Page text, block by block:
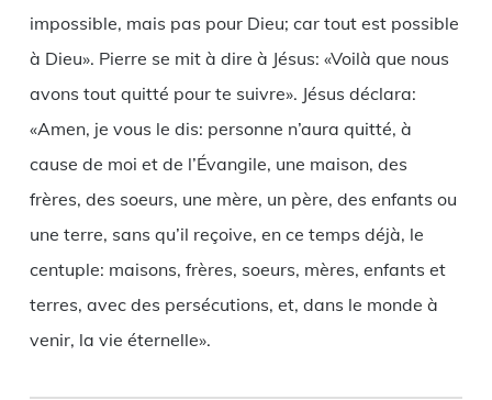
impossible, mais pas pour Dieu; car tout est possible
à Dieu». Pierre se mit à dire à Jésus: «Voilà que nous
avons tout quitté pour te suivre». Jésus déclara:
«Amen, je vous le dis: personne n’aura quitté, à
cause de moi et de l’Évangile, une maison, des
frères, des soeurs, une mère, un père, des enfants ou
une terre, sans qu’il reçoive, en ce temps déjà, le
centuple: maisons, frères, soeurs, mères, enfants et
terres, avec des persécutions, et, dans le monde à
venir, la vie éternelle».